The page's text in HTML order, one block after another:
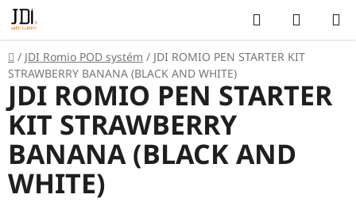
Přejít
na
obsah
Hledat
KOŠÍK
Domů
/ JDI Romio POD systém / JDI ROMIO PEN STARTER KIT
STRAWBERRY BANANA (BLACK AND WHITE)
JDI ROMIO PEN STARTER
KIT STRAWBERRY
BANANA (BLACK AND
WHITE)